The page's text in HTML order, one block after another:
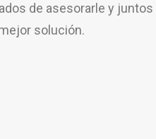
de asesorarle y juntos
solución.